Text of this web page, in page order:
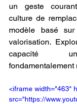
un geste
culture de
modèle basé
valorisation.
capacité
fondamentalement
<iframe width="463"
src="https://